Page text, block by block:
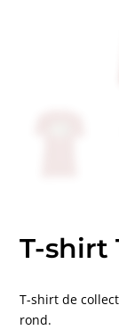
T-shirt
T-shirt de
rond.